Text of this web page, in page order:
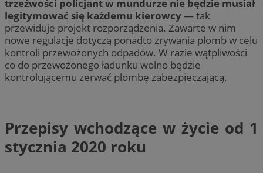
trzeźwości policjant w mundurze nie będzie musiał
legitymować się każdemu kierowcy— tak
przewiduje projekt rozporządzenia. Zawarte w nim
nowe regulacje dotyczą ponadto zrywania plomb w celu
kontroli przewożonych odpadów. W razie wątpliwości
co do przewożonego ładunku wolno będzie
kontrolującemu zerwać plombę zabezpieczającą.
Przepisy wchodzące w życie od 1
stycznia 2020 roku